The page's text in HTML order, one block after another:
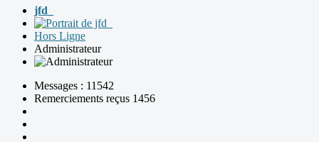
jfd_
Hors Ligne
Administrateur
Messages : 11542
Remerciements reçus 1456